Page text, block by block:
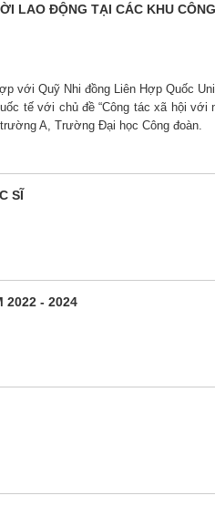
LAO ĐỘNG TẠI CÁC KHU
với Quỹ Nhi đồng Liên Hợp Quốc
tế với chủ đề “Công tác xã hội với
A, Trường Đại học Công đoàn.
SĨ
2022 - 2024